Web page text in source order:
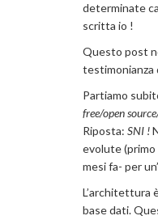
determinate
scritta io !
Questo post
testimonianza
Partiamo
free/open
Riposta: SNI !
evolute (primo
mesi fa- per
L’architettura
base dati.